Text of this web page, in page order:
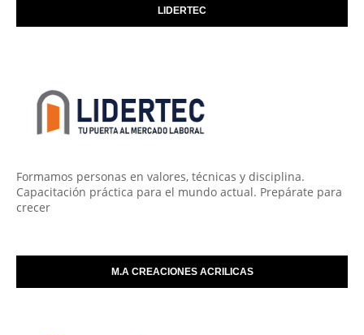
LIDERTEC
Formamos personas en valores, técnicas y disciplina.
Capacitación práctica para el mundo actual. Prepárate para
crecer
M.A CREACIONES ACRILICAS